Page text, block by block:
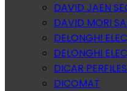
DAVID JAEN
DAVID MORI
DELONGHI
DELONGHI
DICAR
DICOMAT